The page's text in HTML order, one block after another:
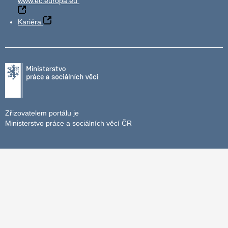
Kariéra
Zřizovatelem portálu je
Ministerstvo práce a sociálních věcí ČR